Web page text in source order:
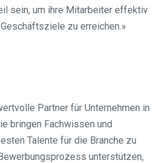
sein, um ihre Mitarbeiter effektiv
zu erreichen.»
Partner für Unternehmen in
bringen Fachwissen und
Talente für die Branche zu
unterstützen,